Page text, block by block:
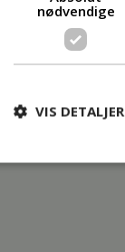
nødvendige
VIS DETALJER